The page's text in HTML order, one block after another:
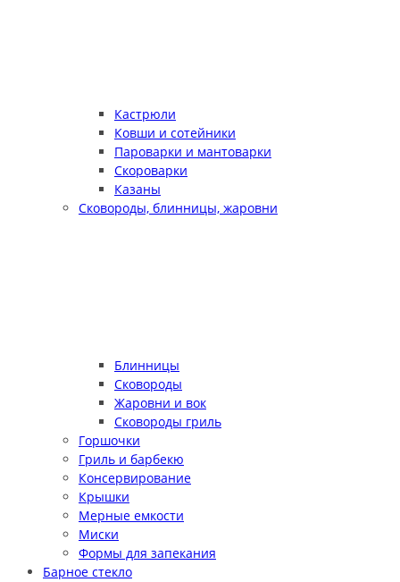
Кастрюли
Ковши и сотейники
Пароварки и мантоварки
Скороварки
Казаны
Сковороды, блинницы, жаровни
Блинницы
Сковороды
Жаровни и вок
Сковороды гриль
Горшочки
Гриль и барбекю
Консервирование
Крышки
Мерные емкости
Миски
Формы для запекания
Барное стекло